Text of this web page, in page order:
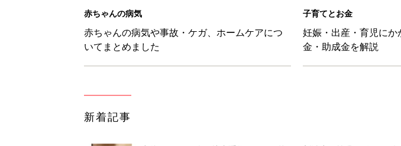
「右の黒目が透明に見えた」生後4カ月で小児がん判明。「命を守る
赤ちゃん・育児
セリア「優秀すぎる」「小さめバッグにもぴったり」話題のポーチ5